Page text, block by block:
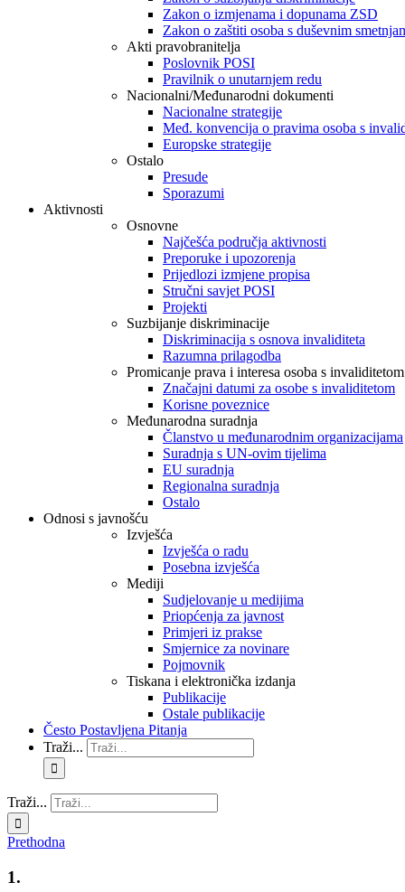
Zakon o izmjenama i dopunama ZSD
Zakon o zaštiti osoba s duševnim
Akti pravobranitelja
Poslovnik POSI
Pravilnik o unutarnjem redu
Nacionalni/Međunarodni dokumenti
Nacionalne strategije
Međ. konvencija o pravima osoba s
Europske strategije
Ostalo
Presude
Sporazumi
Aktivnosti
Osnovne
Najčešća područja aktivnosti
Preporuke i upozorenja
Prijedlozi izmjene propisa
Stručni savjet POSI
Projekti
Suzbijanje diskriminacije
Diskriminacija s osnova invaliditeta
Razumna prilagodba
Promicanje prava i interesa osoba s invaliditetom
Značajni datumi za osobe s invaliditetom
Korisne poveznice
Međunarodna suradnja
Članstvo u međunarodnim organizacijama
Suradnja s UN-ovim tijelima
EU suradnja
Regionalna suradnja
Ostalo
Odnosi s javnošću
Izvješća
Izvješća o radu
Posebna izvješća
Mediji
Sudjelovanje u medijima
Priopćenja za javnost
Primjeri iz prakse
Smjernice za novinare
Pojmovnik
Tiskana i elektronička izdanja
Publikacije
Ostale publikacije
Često Postavljena Pitanja
Traži...
Traži...
Prethodna
1.